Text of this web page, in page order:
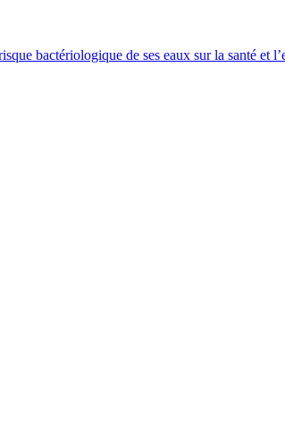
bactériologique de ses eaux sur la santé et